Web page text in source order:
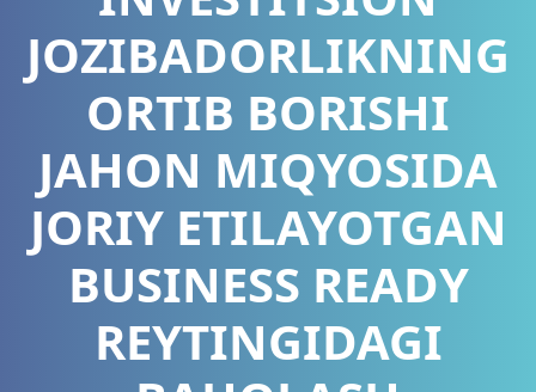
JOZIBADORLIKNING
ORTIB BORISHI
JAHON MIQYOSIDA
JORIY ETILAYOTGAN
BUSINESS READY
REYTINGIDAGI